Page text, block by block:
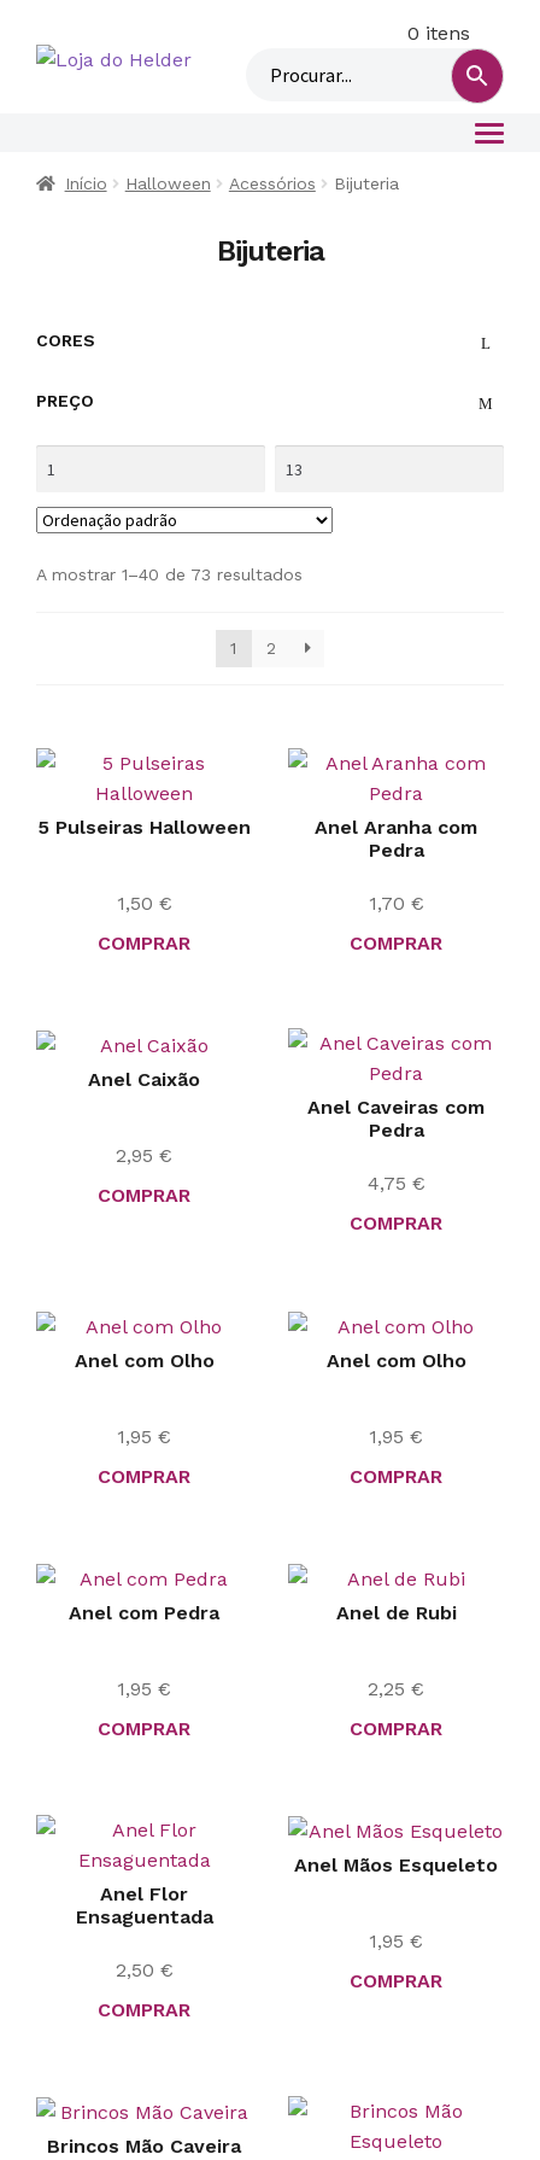
c
0 itens
Início Halloween Acessórios Bijuteria
Bijuteria
CORES
PREÇO
A mostrar 1–40 de 73 resultados
1 2
5 Pulseiras Halloween
1,50 €
COMPRAR
Anel Aranha com
Pedra
1,70 €
COMPRAR
Anel Caixão
2,95 €
COMPRAR
Anel Caveiras com
Pedra
4,75 €
COMPRAR
Anel com Olho
1,95 €
COMPRAR
Anel com Olho
1,95 €
COMPRAR
Anel com Pedra
1,95 €
COMPRAR
Anel de Rubi
2,25 €
COMPRAR
Anel Flor
Ensaguentada
2,50 €
COMPRAR
Anel Mãos Esqueleto
1,95 €
COMPRAR
Brincos Mão Caveira